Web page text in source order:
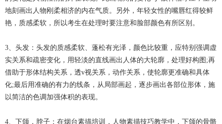
地刻画出人物刚柔相济的内在气质。另外，年轻女性的嘴唇红得较鲜
艳，质感柔软，所以考生在处理时要注意和脸部颜色有所区别。
3、头发：头发的质感柔软、蓬松有光泽，颜色比较重，应特别强调虚
实关系和疏密变化，用轻淡的直线画出人体的大轮廓，处理好构图;再
借助于形体结构关系，透v视关系，动作关系，使轮廓更准确和具体
化;最后用准确的有力的线条，从局部画起，逐步画出各部位形体，施
以简洁的色调加强体积的表现。
4、下颌，脖子：在烟台素描培训，人物素描技巧教学中，下颌的骨骼